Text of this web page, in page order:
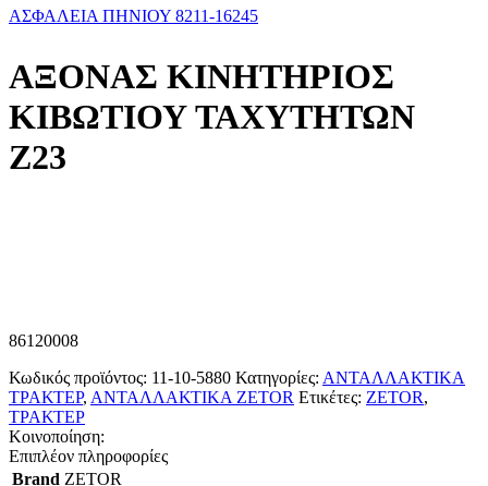
ΑΣΦΑΛΕΙΑ ΠΗΝΙΟΥ 8211-16245
ΑΞΟΝΑΣ ΚΙΝΗΤΗΡΙΟΣ
ΚΙΒΩΤΙΟΥ ΤΑΧΥΤΗΤΩΝ
Ζ23
86120008
Κωδικός προϊόντος: 11-10-5880 Κατηγορίες: ΑΝΤΑΛΛΑΚΤΙΚΑ
ΤΡΑΚΤΕΡ, ΑΝΤΑΛΛΑΚΤΙΚΑ ZETOR Ετικέτες: ZETOR,
ΤΡΑΚΤΕΡ
Κοινοποίηση:
Επιπλέον πληροφορίες
Brand ZETOR